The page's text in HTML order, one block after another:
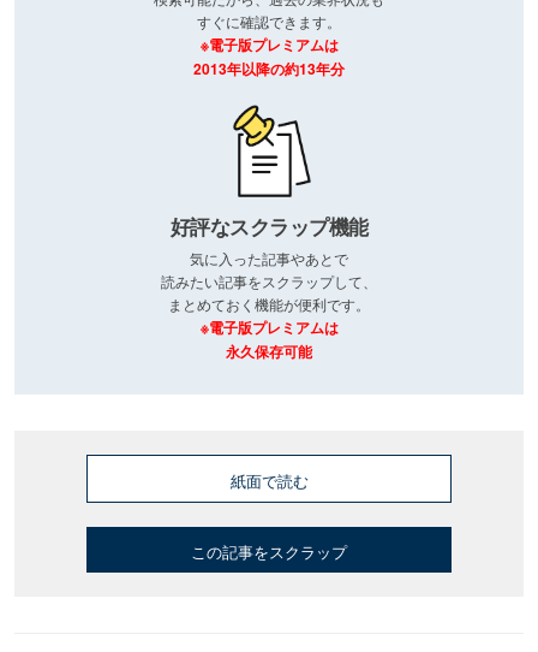
すぐに確認できます。
※電子版プレミアムは
2013年以降の約13年分
好評なスクラップ機能
気に入った記事やあとで
読みたい記事をスクラップして、
まとめておく機能が便利です。
※電子版プレミアムは
永久保存可能
紙面で読む
この記事をスクラップ